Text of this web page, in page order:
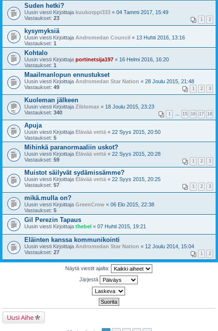
Suden hetki?
Uusin viesti Kirjoittaja kuukorppi333 « 04 Tammi 2017, 15:49
Vastaukset: 23 1 2
kysymyksiä
Uusin viesti Kirjoittaja Andromedan Council « 13 Huhti 2016, 13:16
Vastaukset: 1
Kohtalo
Uusin viesti Kirjoittaja portinetsija197 « 16 Helmi 2016, 16:20
Vastaukset: 1
Maailmanlopun ennustukset
Uusin viesti Kirjoittaja Andromedan Star Nation « 28 Joulu 2015, 21:48
Vastaukset: 49 1 2 3
Kuoleman jälkeen
Uusin viesti Kirjoittaja Ziblomax « 18 Joulu 2015, 23:23
Vastaukset: 340 1 … 15 16 17 18
Apuja
Uusin viesti Kirjoittaja Elävää vettä « 22 Syys 2015, 20:50
Vastaukset: 5
Mihinkä paranormaaliin uskot?
Uusin viesti Kirjoittaja Elävää vettä « 22 Syys 2015, 20:28
Vastaukset: 59 1 2 3
Muistot säilyvät sydämissämme?
Uusin viesti Kirjoittaja Elävää vettä « 22 Syys 2015, 20:25
Vastaukset: 57 1 2 3
mikä.mulla on?
Uusin viesti Kirjoittaja GreenCrow « 06 Elo 2015, 22:38
Vastaukset: 5
Gil Perezin Tapaus
Uusin viesti Kirjoittaja thebel « 07 Huhti 2015, 19:21
Eläinten kanssa kommunikointi
Uusin viesti Kirjoittaja Andromedan Star Nation « 12 Joulu 2014, 15:04
Vastaukset: 27 1 2
Näytä viestit ajalta:
Järjestä
Uusi Aihe